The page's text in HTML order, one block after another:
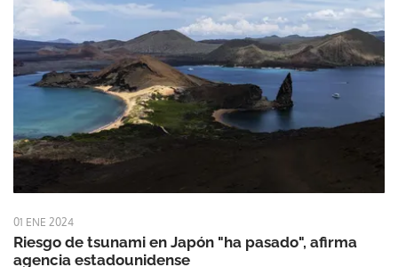
01 ENE 2024
Riesgo de tsunami en Japón "ha pasado", afirma
agencia estadounidense